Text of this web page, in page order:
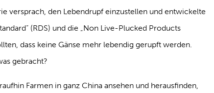
versprach, den Lebendrupf einzustellen und entwickelte
(RDS) und die „Non Live-Plucked Products
dass keine Gänse mehr lebendig gerupft werden.
gebracht?
Farmen in ganz China ansehen und herausfinden,